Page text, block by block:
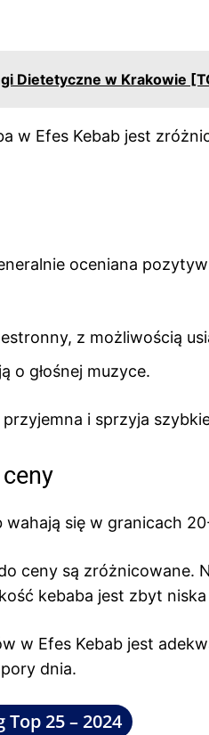
Dietetyczne w Krakowie
w Efes Kebab jest
oceniana
z możliwością
o głośnej muzyce.
i sprzyja
się w granicach
ceny są zróżnicowane.
kebaba jest zbyt
w Efes Kebab jest
dnia.
25 – 2024